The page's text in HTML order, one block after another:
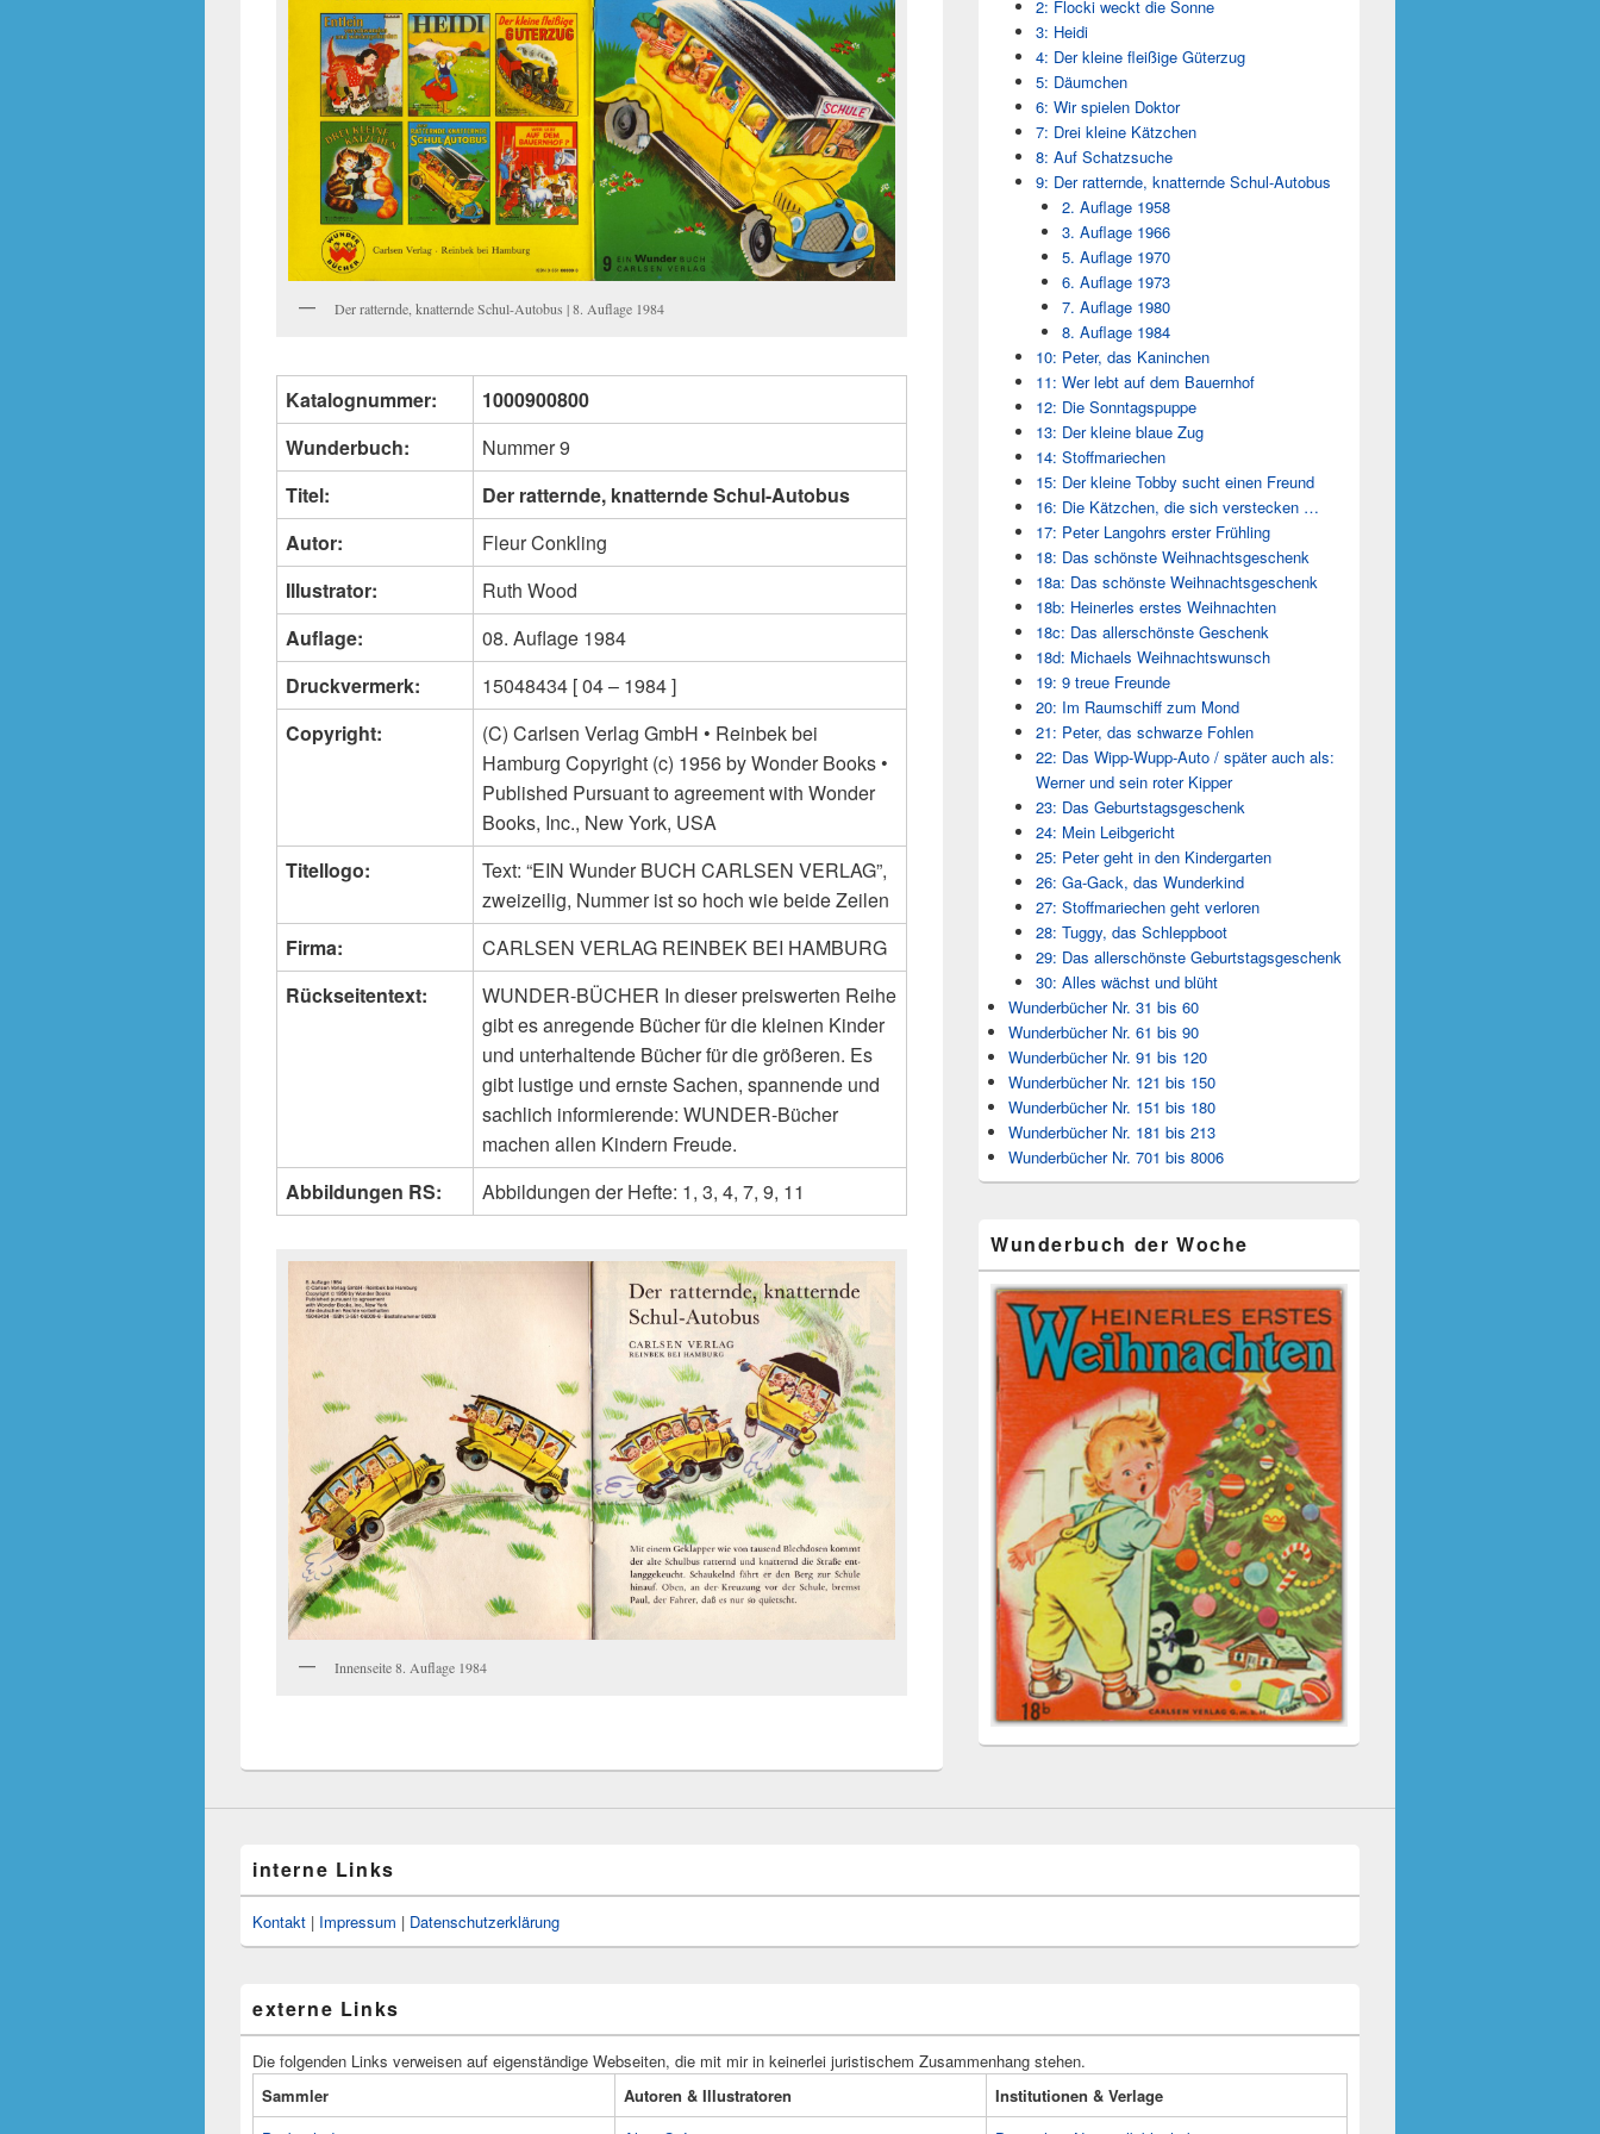
Der ratternde, knatternde Schul-Autobus | 8. Auflage 1984
Katalognummer:
1000900800
Wunderbuch:
Nummer 9
Titel:
Der ratternde, knatternde Schul-Autobus
Autor:
Fleur Conkling
Illustrator:
Ruth Wood
Auflage:
08. Auflage 1984
Druckvermerk:
15048434 [ 04 – 1984 ]
Copyright:
(C) Carlsen Verlag GmbH • Reinbek bei
Hamburg Copyright (c) 1956 by Wonder Books •
Published Pursuant to agreement with Wonder
Books, Inc., New York, USA
Titellogo:
Text: “EIN Wunder BUCH CARLSEN VERLAG”,
zweizeilig, Nummer ist so hoch wie beide Zeilen
Firma:
CARLSEN VERLAG REINBEK BEI HAMBURG
Rückseitentext:
WUNDER-BÜCHER In dieser preiswerten Reihe
gibt es anregende Bücher für die kleinen Kinder
und unterhaltende Bücher für die größeren. Es
gibt lustige und ernste Sachen, spannende und
sachlich informierende: WUNDER-Bücher
machen allen Kindern Freude.
Abbildungen RS:
Abbildungen der Hefte: 1, 3, 4, 7, 9, 11
Innenseite 8. Auflage 1984
2: Flocki weckt die Sonne
3: Heidi
4: Der kleine fleißige Güterzug
5: Däumchen
6: Wir spielen Doktor
7: Drei kleine Kätzchen
8: Auf Schatzsuche
9: Der ratternde, knatternde Schul-Autobus
2. Auflage 1958
3. Auflage 1966
5. Auflage 1970
6. Auflage 1973
7. Auflage 1980
8. Auflage 1984
10: Peter, das Kaninchen
11: Wer lebt auf dem Bauernhof
12: Die Sonntagspuppe
13: Der kleine blaue Zug
14: Stoffmariechen
15: Der kleine Tobby sucht einen Freund
16: Die Kätzchen, die sich verstecken …
17: Peter Langohrs erster Frühling
18: Das schönste Weihnachtsgeschenk
18a: Das schönste Weihnachtsgeschenk
18b: Heinerles erstes Weihnachten
18c: Das allerschönste Geschenk
18d: Michaels Weihnachtswunsch
19: 9 treue Freunde
20: Im Raumschiff zum Mond
21: Peter, das schwarze Fohlen
22: Das Wipp-Wupp-Auto / später auch als:
Werner und sein roter Kipper
23: Das Geburtstagsgeschenk
24: Mein Leibgericht
25: Peter geht in den Kindergarten
26: Ga-Gack, das Wunderkind
27: Stoffmariechen geht verloren
28: Tuggy, das Schleppboot
29: Das allerschönste Geburtstagsgeschenk
30: Alles wächst und blüht
Wunderbücher Nr. 31 bis 60
Wunderbücher Nr. 61 bis 90
Wunderbücher Nr. 91 bis 120
Wunderbücher Nr. 121 bis 150
Wunderbücher Nr. 151 bis 180
Wunderbücher Nr. 181 bis 213
Wunderbücher Nr. 701 bis 8006
Wunderbuch der Woche
interne Links
Kontakt | Impressum | Datenschutzerklärung
externe Links
Die folgenden Links verweisen auf eigenständige Webseiten, die mit mir in keinerlei juristischem Zusammenhang stehen.
Sammler
Autoren & Illustratoren
Institutionen & Verlage